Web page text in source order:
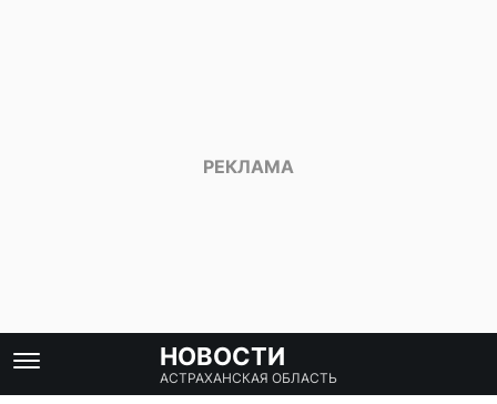
НОВОСТИ
АСТРАХАНСКАЯ ОБЛАСТЬ